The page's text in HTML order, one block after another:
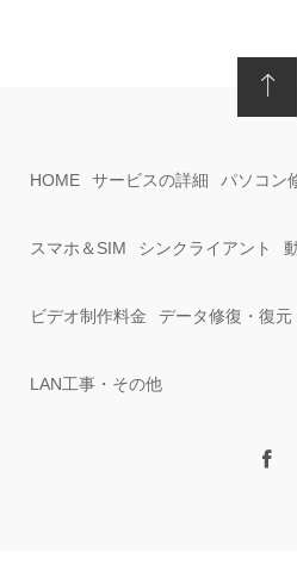
HOME サービスの詳細 パソコン
スマホ＆SIM シンクライアント
ビデオ制作料金 データ修復・復元
LAN工事・その他